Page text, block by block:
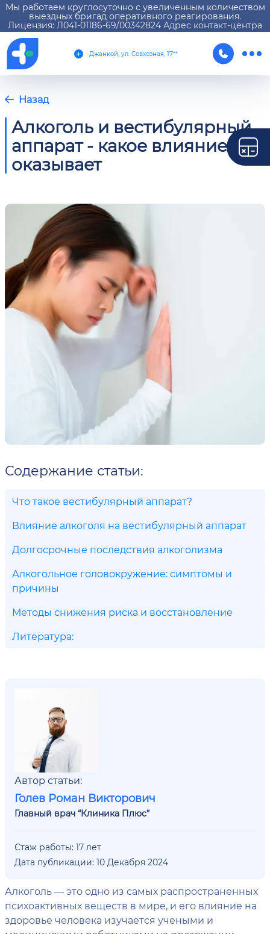
Мы работаем круглосуточно с увеличенным количеством
выездных бригад оперативного реагирования.
Лицензия: Л041-01186-69/00342824 Адрес контакт-центра
Джанкой, ул. Совхозная, 17**
Назад
Алкоголь и вестибулярный
аппарат - какое влияние
оказывает
Содержание статьи:
Что такое вестибулярный аппарат?
Влияние алкоголя на вестибулярный аппарат
Долгосрочные последствия алкоголизма
Алкогольное головокружение: симптомы и
причины
Методы снижения риска и восстановление
Литература:
Автор статьи:
Голев Роман Викторович
Главный врач “Клиника Плюс”
Стаж работы: 17 лет
Дата публикации: 10 Декабря 2024
Алкоголь — это одно из самых распространенных
психоактивных веществ в мире, и его влияние на
здоровье человека изучается учеными и